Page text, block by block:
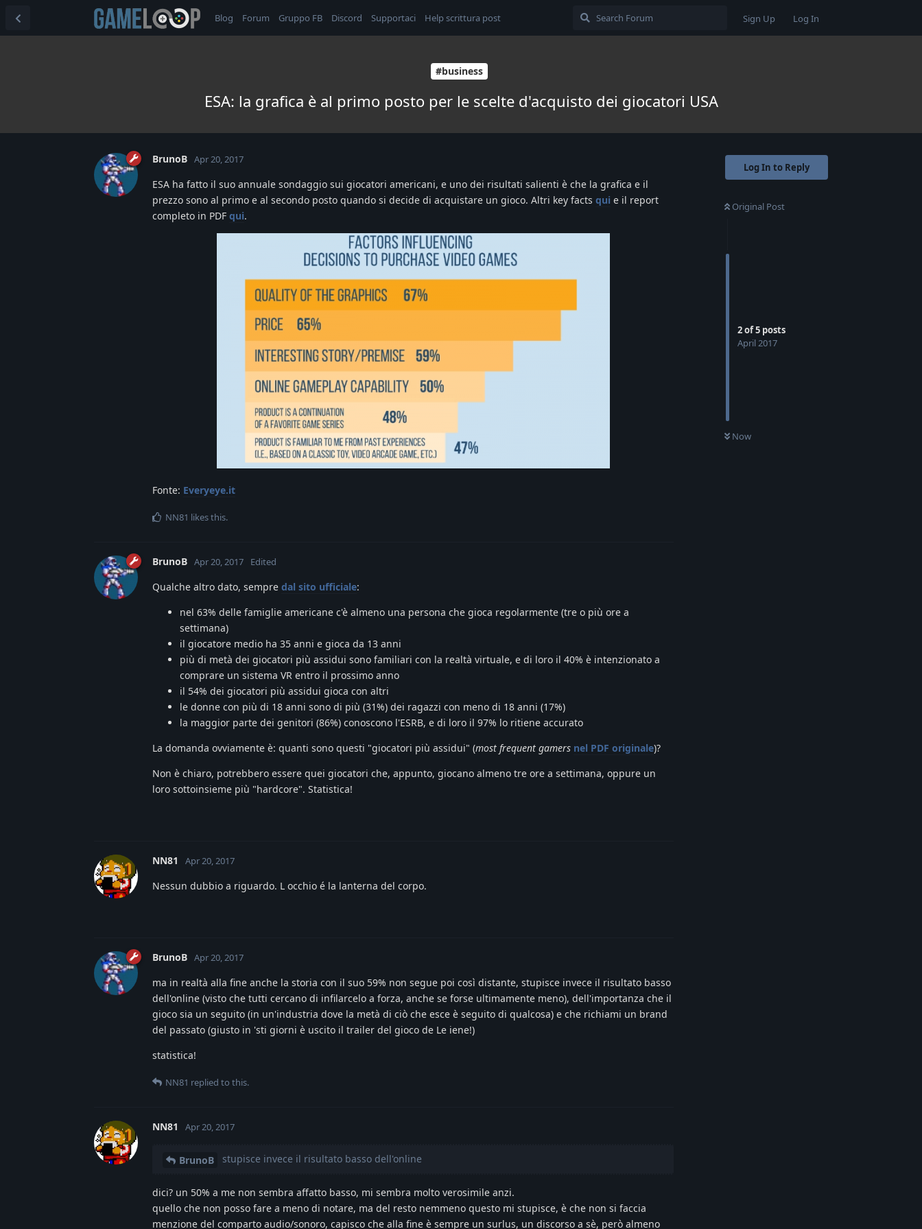
Blog Forum Gruppo FB Discord Supportaci Help scrittura post Sign Up Log In
#business
ESA: la grafica è al primo posto per le scelte d'acquisto dei giocatori USA
Log In to Reply
Original Post
2of5 posts
April 2017
Now
BrunoB Apr 20, 2017
ESA ha fatto il suo annuale sondaggio sui giocatori americani, e uno dei risultati salienti è che la grafica e il
prezzo sono al primo e al secondo posto quando si decide di acquistare un gioco. Altri key facts qui e il report
completo in PDF qui.
Fonte: Everyeye.it
NN81 likes this.
BrunoB Apr 20, 2017 Edited
Qualche altro dato, sempre dal sito ufficiale:
nel 63% delle famiglie americane c'è almeno una persona che gioca regolarmente (tre o più ore a
settimana)
il giocatore medio ha 35 anni e gioca da 13 anni
più di metà dei giocatori più assidui sono familiari con la realtà virtuale, e di loro il 40% è intenzionato a
comprare un sistema VR entro il prossimo anno
il 54% dei giocatori più assidui gioca con altri
le donne con più di 18 anni sono di più (31%) dei ragazzi con meno di 18 anni (17%)
la maggior parte dei genitori (86%) conoscono l'ESRB, e di loro il 97% lo ritiene accurato
La domanda ovviamente è: quanti sono questi "giocatori più assidui" (most frequent gamers nel PDF originale)?
Non è chiaro, potrebbero essere quei giocatori che, appunto, giocano almeno tre ore a settimana, oppure un
loro sottoinsieme più "hardcore". Statistica!
NN81 Apr 20, 2017
Nessun dubbio a riguardo. L occhio é la lanterna del corpo.
BrunoB Apr 20, 2017
ma in realtà alla fine anche la storia con il suo 59% non segue poi così distante, stupisce invece il risultato basso
dell'online (visto che tutti cercano di infilarcelo a forza, anche se forse ultimamente meno), dell'importanza che il
gioco sia un seguito (in un'industria dove la metà di ciò che esce è seguito di qualcosa) e che richiami un brand
del passato (giusto in 'sti giorni è uscito il trailer del gioco de Le iene!)
statistica!
NN81 replied to this.
NN81 Apr 20, 2017
BrunoB stupisce invece il risultato basso dell'online
dici? un 50% a me non sembra affatto basso, mi sembra molto verosimile anzi.
quello che non posso fare a meno di notare, ma del resto nemmeno questo mi stupisce, è che non si faccia
menzione del comparto audio/sonoro, capisco che alla fine è sempre un surlus, un discorso a sè, però almeno